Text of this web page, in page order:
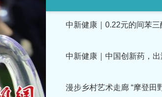
由于受托生产企业不符合药品
业太极集团四川太极制药有限公
间苯三酚注射液在第十批国采
中新健康｜中国创新药，
漫步乡村艺术走廊 “摩登田